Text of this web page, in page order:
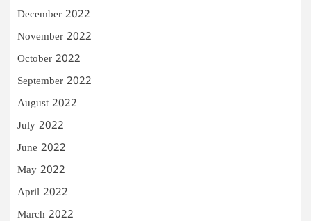
December 2022
November 2022
October 2022
September 2022
August 2022
July 2022
June 2022
May 2022
April 2022
March 2022